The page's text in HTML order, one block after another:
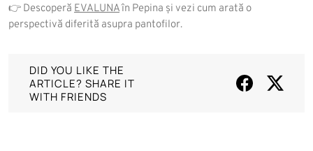
👉 Descoperă EVALUNAîn Pepina și vezi cum arată o
perspectivă diferită asupra pantofilor.
DID YOU LIKE THE
ARTICLE? SHARE IT
WITH FRIENDS